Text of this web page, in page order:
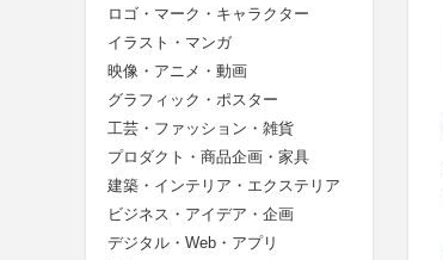
ロゴ・マーク・キャラクター
イラスト・マンガ
映像・アニメ・動画
グラフィック・ポスター
工芸・ファッション・雑貨
プロダクト・商品企画・家具
建築・インテリア・エクステリア
ビジネス・アイデア・企画
デジタル・Web・アプリ